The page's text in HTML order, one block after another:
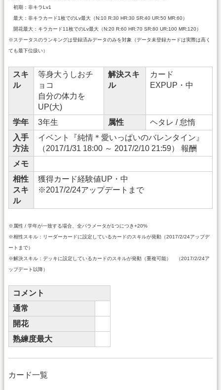
初期：非キラLv1
最大：非キラカード1枚でのLv最大（N:10 R:30 HR:30 SR:40 UR:50 MR:60）
開花最大：キラカード11枚でのLv最大（N:20 R:60 HR:70 SR:80 UR:100 MR:120）
※ステータスのランキングは登録済みデータのみを対象（データ未登録カードは実際は高く
ても最下位扱い）
スキ
ル
等身大うしおチ
ョコ
自分の体力を
UP(大)
解決スキ
ル
カード
EXPUP・中
学年 3年生 属性
ヘタレ / 怠惰
入手
方法
イベント『純情＊愛いっぱいのバレンタイン』
（2017/1/31 18:00 ～ 2017/2/10 21:59） 報酬
メモ
相性
スキ
ル
獲得カード経験値UP・中
※2017/2/24アップデートまで
※属性 / 学年が一致する場合、全パラメータが1つにつき+20%
※相性スキル：リーダーカードに設定しているカードのスキルが発動（2017/2/24アップデ
ートまで）
※解決スキル：デッキに設定しているカードのスキルが発動（重複可能） （2017/2/24ア
ップデート以降）
コメント
通常
開花
熟練度最大
カード一覧